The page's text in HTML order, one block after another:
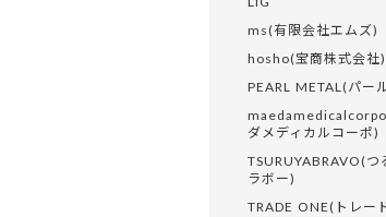
ms(有限会社エムズ)
hosho(宝商株式会社)
PEARL METAL(パー
ダメディカルコーポ)
TSURUYABRAVO(つ
ラボー)
TRADE ONE(トレー